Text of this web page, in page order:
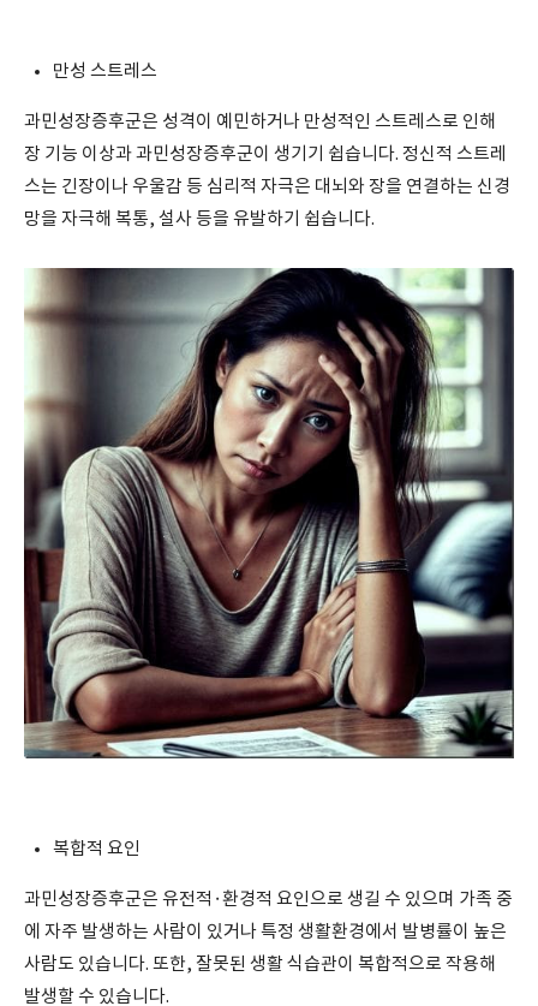
만성 스트레스
과민성장증후군은 성격이 예민하거나 만성적인 스트레스로 인해
장 기능 이상과 과민성장증후군이 생기기 쉽습니다. 정신적 스트레
스는 긴장이나 우울감 등 심리적 자극은 대뇌와 장을 연결하는 신경
망을 자극해 복통, 설사 등을 유발하기 쉽습니다.
복합적 요인
과민성장증후군은 유전적·환경적 요인으로 생길 수 있으며 가족 중
에 자주 발생하는 사람이 있거나 특정 생활환경에서 발병률이 높은
사람도 있습니다. 또한, 잘못된 생활 식습관이 복합적으로 작용해
발생할 수 있습니다.